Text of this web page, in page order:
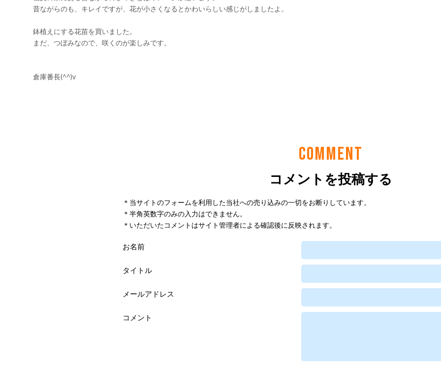
COMMENT
コメントを投稿する
＊当サイトのフォームを利用した当社への売り込みの一切をお断りしています。
＊半角英数字のみの入力はできません。
＊いただいたコメントはサイト管理者による確認後に反映されます。
お名前
タイトル
メールアドレス
コメント